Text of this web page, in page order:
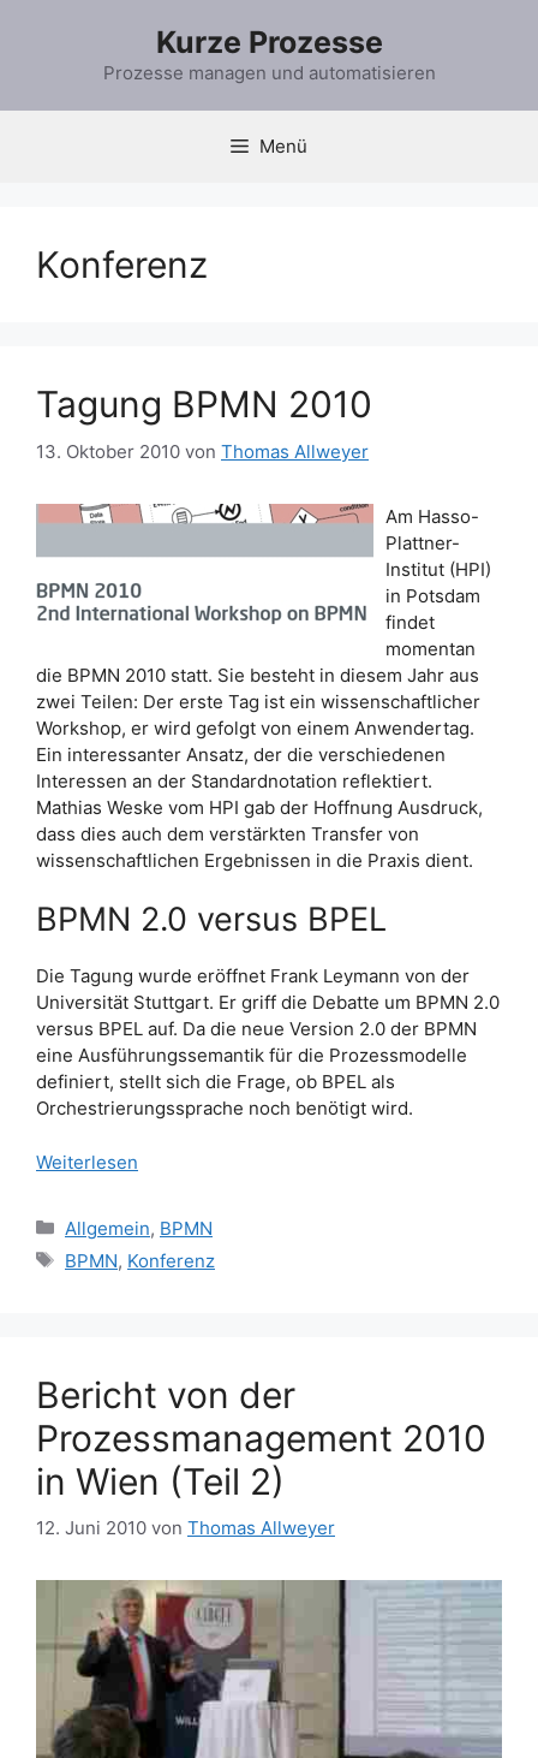
Kurze Prozesse
Prozesse managen und automatisieren
Menü
Konferenz
Tagung BPMN 2010
13. Oktober 2010 von Thomas Allweyer
Am Hasso-
Plattner-
Institut (HPI)
in Potsdam
findet
momentan
die BPMN 2010 statt. Sie besteht in diesem Jahr aus
zwei Teilen: Der erste Tag ist ein wissenschaftlicher
Workshop, er wird gefolgt von einem Anwendertag.
Ein interessanter Ansatz, der die verschiedenen
Interessen an der Standardnotation reflektiert.
Mathias Weske vom HPI gab der Hoffnung Ausdruck,
dass dies auch dem verstärkten Transfer von
wissenschaftlichen Ergebnissen in die Praxis dient.
BPMN 2.0 versus BPEL
Die Tagung wurde eröffnet Frank Leymann von der
Universität Stuttgart. Er griff die Debatte um BPMN 2.0
versus BPEL auf. Da die neue Version 2.0 der BPMN
eine Ausführungssemantik für die Prozessmodelle
definiert, stellt sich die Frage, ob BPEL als
Orchestrierungssprache noch benötigt wird.
Weiterlesen
Kategorien
Allgemein, BPMN
Schlagwörter
BPMN, Konferenz
Bericht von der
Prozessmanagement 2010
in Wien (Teil 2)
12. Juni 2010 von Thomas Allweyer